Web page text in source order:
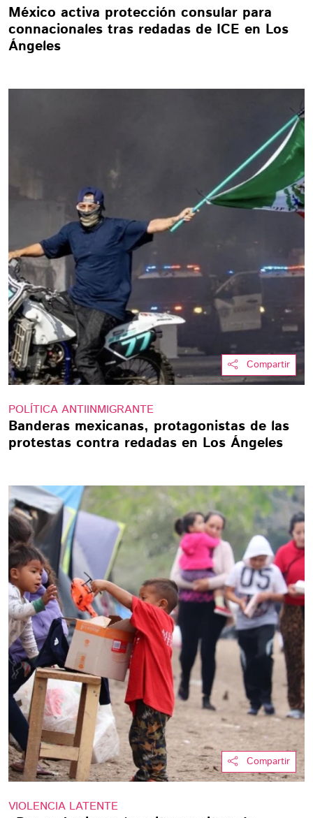
México activa protección consular para
connacionales tras redadas de ICE en Los
Ángeles
Compartir
POLÍTICA ANTIINMIGRANTE
Banderas mexicanas, protagonistas de las
protestas contra redadas en Los Ángeles
Compartir
VIOLENCIA LATENTE